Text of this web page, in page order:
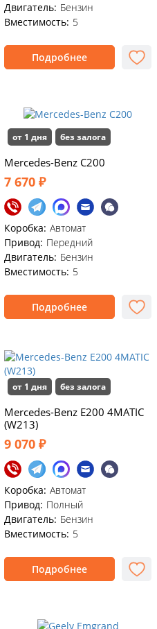
Двигатель: Бензин
Вместимость: 5
Подробнее
от 1 дня без залога
Mercedes-Benz C200
7 670 ₽
Коробка: Автомат
Привод: Передний
Двигатель: Бензин
Вместимость: 5
Подробнее
от 1 дня без залога
Mercedes-Benz E200 4MATIC
(W213)
9 070 ₽
Коробка: Автомат
Привод: Полный
Двигатель: Бензин
Вместимость: 5
Подробнее